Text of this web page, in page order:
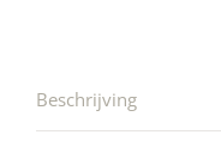
Beschrijving